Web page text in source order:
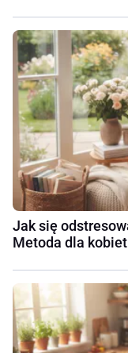
Jak się
Metoda dla